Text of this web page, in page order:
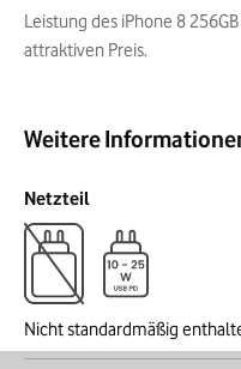
Leistung des iPhone 8
attraktiven Preis.
Weitere
Netzteil
Nicht standardmäßig